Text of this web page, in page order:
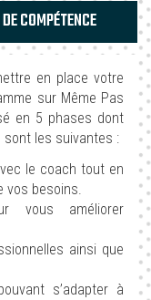
COMPÉTENCE
en place votre
sur Même Pas
en 5 phases dont
sont les suivantes :
le coach tout en
vos besoins.
vous améliorer
ainsi que
s’adapter à